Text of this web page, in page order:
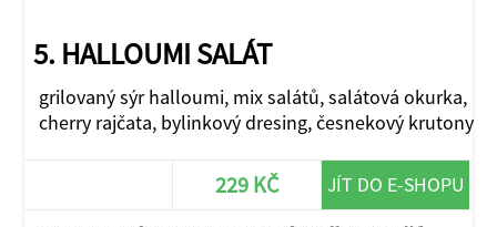
5. HALLOUMI SALÁT
grilovaný sýr halloumi, mix salátů, salátová okurka,
cherry rajčata, bylinkový dresing, česnekový krutony
229 KČ JÍT DO E-SHOPU